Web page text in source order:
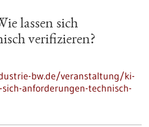
lassen sich
verifizieren?
bw.de/veranstaltung/ki-
anforderungen-technisch-